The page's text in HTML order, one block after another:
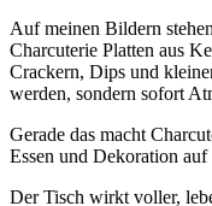
Auf meinen Bildern
Charcuterie Platten aus
Crackern, Dips und
werden, sondern sofort
Gerade das macht
Essen und Dekoration auf
Der Tisch wirkt voller,